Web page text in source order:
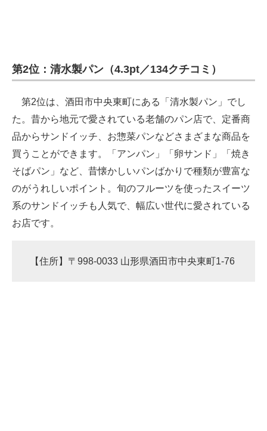
第2位：清水製パン（4.3pt／134クチコミ）
第2位は、酒田市中央東町にある「清水製パン」でし
た。昔から地元で愛されている老舗のパン店で、定番商
品からサンドイッチ、お惣菜パンなどさまざまな商品を
買うことができます。「アンパン」「卵サンド」「焼き
そばパン」など、昔懐かしいパンばかりで種類が豊富な
のがうれしいポイント。旬のフルーツを使ったスイーツ
系のサンドイッチも人気で、幅広い世代に愛されている
お店です。
【住所】〒998-0033 山形県酒田市中央東町1-76